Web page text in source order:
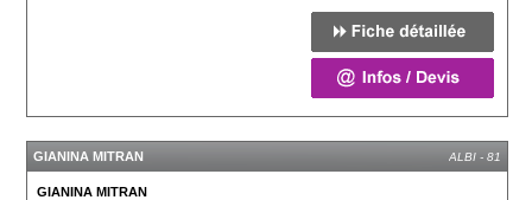
GIANINA MITRAN ALBI - 81
GIANINA MITRAN